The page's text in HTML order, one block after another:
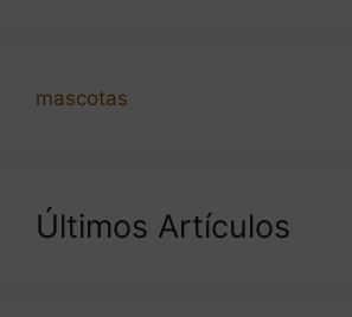
mascotas
Últimos Artículos